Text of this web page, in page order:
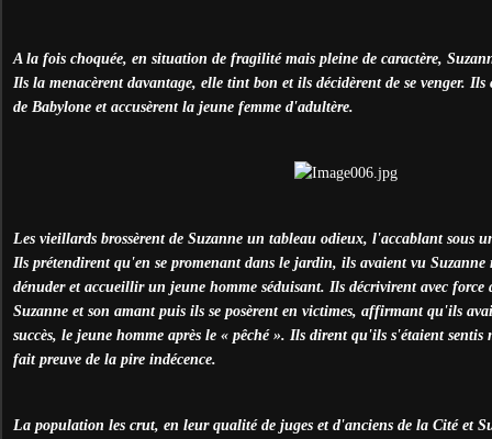
A la fois choquée, en situation de fragilité mais pleine de caractère,
Ils la menacèrent davantage, elle tint bon et ils décidèrent de se venger.
de Babylone et accusèrent la jeune femme d'adultère.
Les vieillards brossèrent de Suzanne un tableau odieux, l'accablant sous
Ils prétendirent qu'en se promenant dans le jardin, ils avaient vu Suzanne
dénuder et accueillir un jeune homme séduisant. Ils décrivirent avec force
Suzanne et son amant puis ils se posèrent en victimes, affirmant qu'ils
succès, le jeune homme après le « pêché ». Ils dirent qu'ils s'étaient sentis
fait preuve de la pire indécence.
La population les crut, en leur qualité de juges et d'anciens de la Cité et